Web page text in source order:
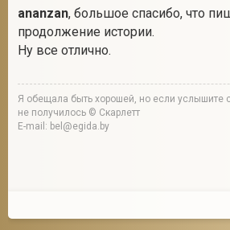
ananzan, большое спасибо, что
продолжение истории.
Ну все отлично.
Я обещала быть хорошей, но если услышите
не получилось © Скарлетт
E-mail: bel@egida.by